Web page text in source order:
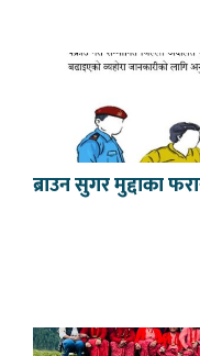
ब्राउन सुगर मुद्दाका